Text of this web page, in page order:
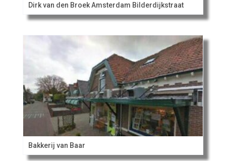
Dirk van den Broek Amsterdam Bilderdijkstraat
Bakkerij van Baar